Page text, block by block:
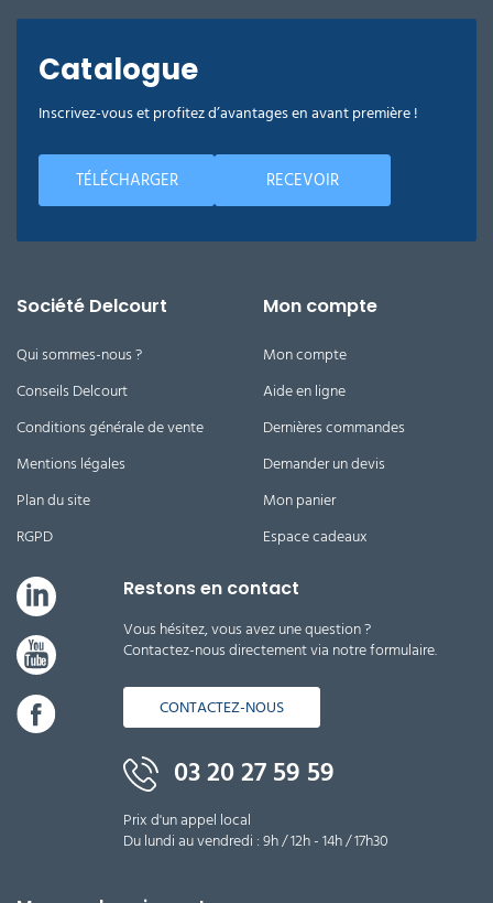
Catalogue
Inscrivez-vous et profitez d’avantages en avant première !
TÉLÉCHARGER RECEVOIR
Société Delcourt
Qui sommes-nous ?
Conseils Delcourt
Conditions générale de vente
Mentions légales
Plan du site
RGPD
Mon compte
Mon compte
Aide en ligne
Dernières commandes
Demander un devis
Mon panier
Espace cadeaux
Restons en contact
Vous hésitez, vous avez une question ?
Contactez-nous directement via notre formulaire.
CONTACTEZ-NOUS
03 20 27 59 59
Prix d'un appel local
Du lundi au vendredi : 9h / 12h - 14h / 17h30